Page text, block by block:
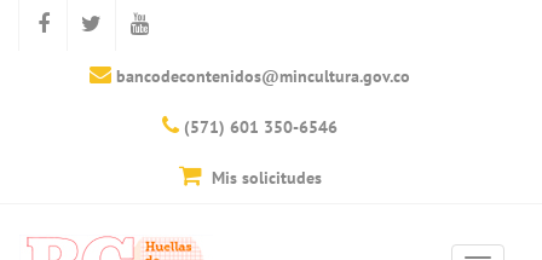
bancodecontenidos@mincultura.gov.co
(571) 601 350-6546
Mis solicitudes